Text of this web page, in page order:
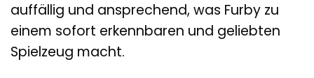
auffällig und ansprechend, was Furby zu
einem sofort erkennbaren und geliebten
Spielzeug macht.